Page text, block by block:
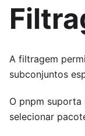
A filtragem
subconjuntos
O pnpm suporta
selecionar